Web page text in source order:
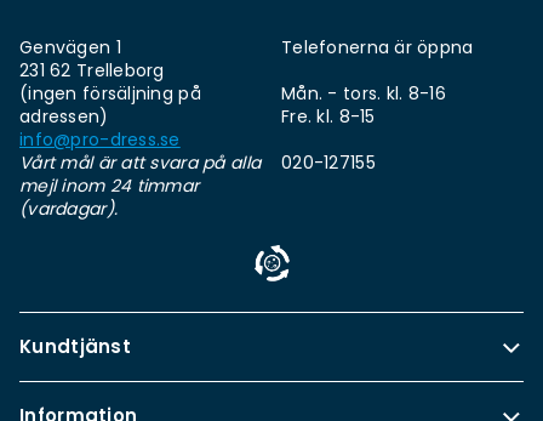
Genvägen 1
231 62 Trelleborg
(ingen försäljning på
adressen)
info@pro-dress.se
Vårt mål är att svara på alla
mejl inom 24 timmar
(vardagar).
Telefonerna är öppna
Mån. - tors. kl. 8-16
Fre. kl. 8-15
020-127155
Kundtjänst
Information